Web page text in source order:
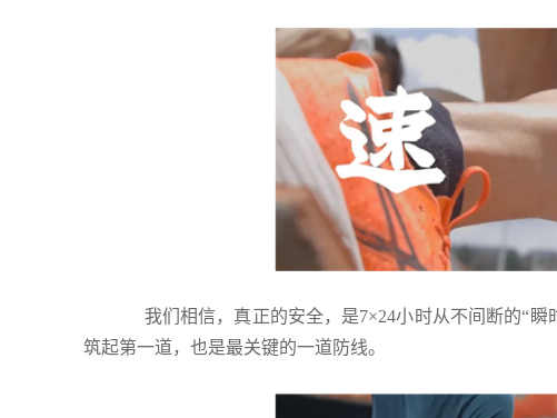
我们相信，真正的安全，是7×24小时从不间断的“瞬
筑起第一道，也是最关键的一道防线。